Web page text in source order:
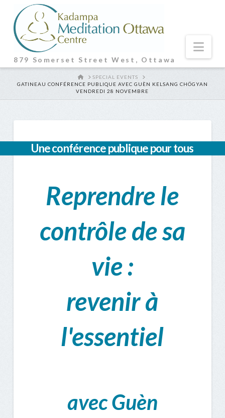
879 Somerset Street West, Ottawa
HOME
SPECIAL EVENTS
GATINEAU CONFÉRENCE PUBLIQUE AVEC GUÈN KELSANG CHÖGYAN
VENDREDI 28 NOVEMBRE
Une conférence publique pour tous
Reprendre le
contrôle de sa
vie :
revenir à
l'essentiel
avec Guèn